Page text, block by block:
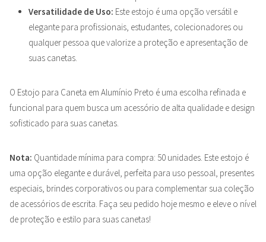
Versatilidade de Uso: Este estojo é uma opção versátil e
elegante para profissionais, estudantes, colecionadores ou
qualquer pessoa que valorize a proteção e apresentação de
suas canetas.
O Estojo para Caneta em Alumínio Preto é uma escolha refinada e
funcional para quem busca um acessório de alta qualidade e design
sofisticado para suas canetas.
Nota: Quantidade mínima para compra: 50 unidades. Este estojo é
uma opção elegante e durável, perfeita para uso pessoal, presentes
especiais, brindes corporativos ou para complementar sua coleção
de acessórios de escrita. Faça seu pedido hoje mesmo e eleve o nível
de proteção e estilo para suas canetas!